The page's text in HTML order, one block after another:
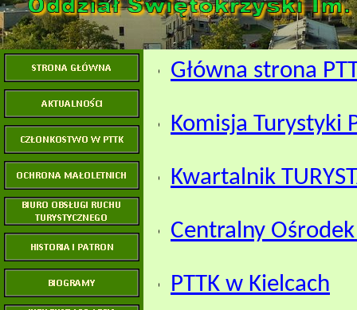
Główna strona
Komisja Turystyki
Kwartalnik
Centralny
PTTK w Kielcach